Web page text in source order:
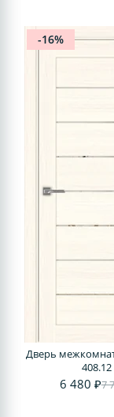
-16%
Дверь
408.12
6 480 ₽7